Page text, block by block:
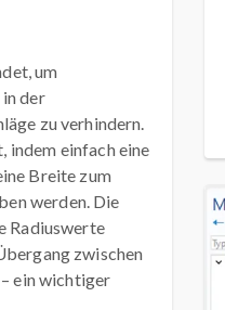
um
der
zu verhindern.
indem einfach eine
Breite zum
werden. Die
Radiuswerte
zwischen
ein wichtiger